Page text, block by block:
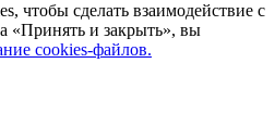
чтобы сделать взаимодействие с
«Принять и закрыть», вы
cookies-файлов.